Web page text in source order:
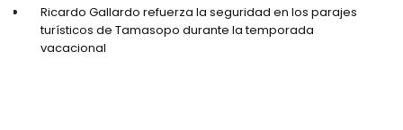
Ricardo Gallardo refuerza la seguridad en los parajes
turísticos de Tamasopo durante la temporada
vacacional